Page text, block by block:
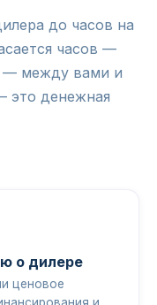
до часов на
часов —
— между вами и
это денежная
о дилере
ценовое